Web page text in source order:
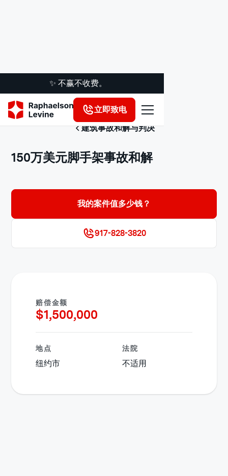
✨ 不赢不收费。
立即致电
建筑事故和解与判决
150万美元脚手架事故和解
我的案件值多少钱？
917-828-3820
赔偿金额
$1,500,000
地点
纽约市
法院
不适用